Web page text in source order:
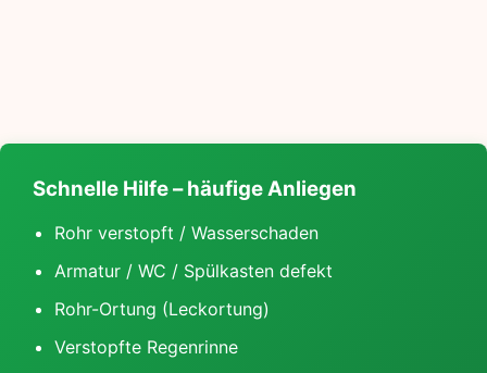
Schnelle Hilfe – häufige Anliegen
Rohr verstopft / Wasserschaden
Armatur / WC / Spülkasten defekt
Rohr-Ortung (Leckortung)
Verstopfte Regenrinne